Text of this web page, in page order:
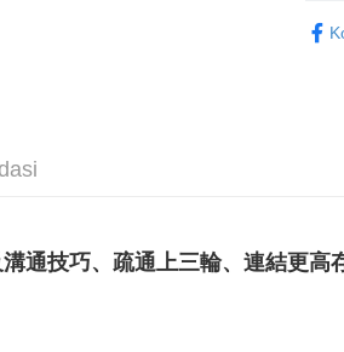
通技巧、疏通上三輪、連結更高